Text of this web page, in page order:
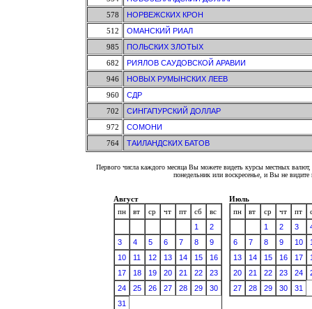
578
НОРВЕЖСКИХ КРОН
512
ОМАНСКИЙ РИАЛ
985
ПОЛЬСКИХ ЗЛОТЫХ
682
РИЯЛОВ САУДОВСКОЙ АРАВИИ
946
НОВЫХ РУМЫНСКИХ ЛЕЕВ
960
СДР
702
СИНГАПУРСКИЙ ДОЛЛАР
972
СОМОНИ
764
ТАИЛАНДСКИХ БАТОВ
Первого числа каждого месяца Вы можете видеть курсы местных
понедельник или воскресенье, и Вы не
Август
пн
вт ср чт пт сб
вс
1
2
3
4 5 6 7 8
9
10
11 12 13 14 15
16
17
18 19 20 21 22
23
24
25 26 27 28 29
30
31
Июль
пн
вт ср чт пт
1
2 3
6
7 8 9 10
13
14 15 16 17
20
21 22 23 24
27
28 29 30 31